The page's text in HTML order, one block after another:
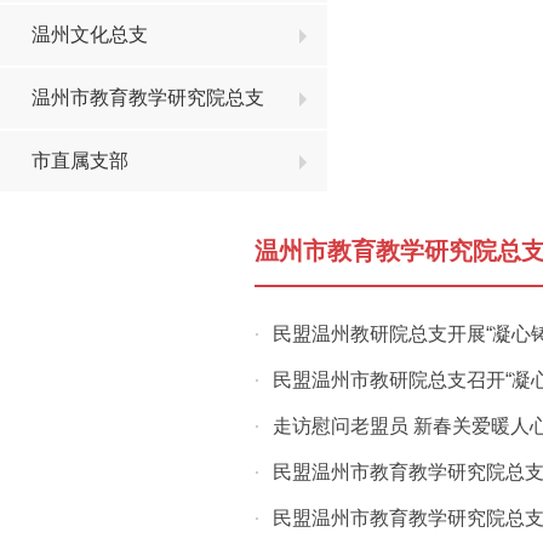
温州文化总支
温州市教育教学研究院总支
市直属支部
温州市教育教学研究院总
· 民盟温州教研院总支开展“凝心
· 民盟温州市教研院总支召开“凝
· 走访慰问老盟员 新春关爱暖
· 民盟温州市教育教学研究院总
· 民盟温州市教育教学研究院总